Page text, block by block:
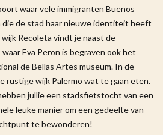
waar vele immigranten Buenos
die de stad haar nieuwe identiteit heeft
Recoleta vindt je naast de
Eva Peron is begraven ook het
de Bellas Artes museum. In de
rustige wijk Palermo wat te gaan eten.
jullie een stadsfietstocht van een
leuke manier om een gedeelte van
te bewonderen!